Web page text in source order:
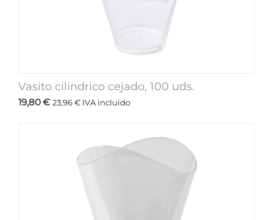
Vasito cilíndrico cejado, 100 uds.
19,80€ 23,96€ IVA incluido